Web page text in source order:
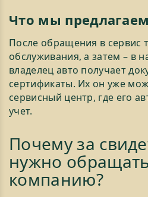
Что мы
После обращения в сервис
обслуживания, а затем – в
владелец авто получает
сертификаты. Их он уже
сервисный центр, где его
учет.
Почему за
нужно
компанию?